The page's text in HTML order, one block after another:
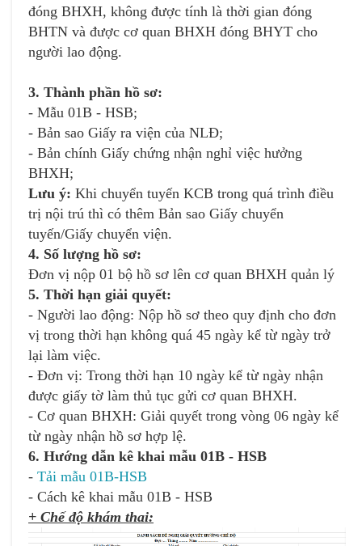
đóng BHXH, không được tính là thời gian đóng
BHTN và được cơ quan BHXH đóng BHYT cho
người lao động.
3. Thành phần hồ sơ:
- Mẫu 01B - HSB;
- Bản sao Giấy ra viện của NLĐ;
- Bản chính Giấy chứng nhận nghỉ việc hưởng
BHXH;
Lưu ý: Khi chuyển tuyến KCB trong quá trình điều
trị nội trú thì có thêm Bản sao Giấy chuyển
tuyến/Giấy chuyển viện.
4. Số lượng hồ sơ:
Đơn vị nộp 01 bộ hồ sơ lên cơ quan BHXH quản lý
5. Thời hạn giải quyết:
- Người lao động: Nộp hồ sơ theo quy định cho đơn
vị trong thời hạn không quá 45 ngày kể từ ngày trở
lại làm việc.
- Đơn vị: Trong thời hạn 10 ngày kể từ ngày nhận
được giấy tờ làm thủ tục gửi cơ quan BHXH.
- Cơ quan BHXH: Giải quyết trong vòng 06 ngày kể
từ ngày nhận hồ sơ hợp lệ.
6. Hướng dẫn kê khai mẫu 01B - HSB
- Tải mẫu 01B-HSB
- Cách kê khai mẫu 01B - HSB
+ Chế độ khám thai: